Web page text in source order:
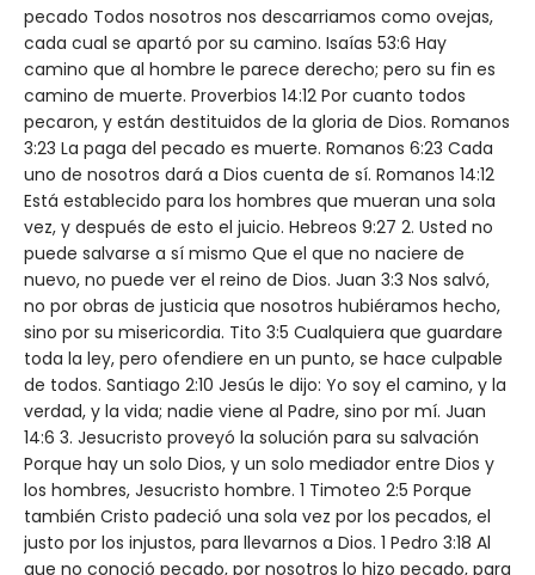
pecado Todos nosotros nos descarriamos como ovejas,
cada cual se apartó por su camino. Isaías 53:6 Hay
camino que al hombre le parece derecho; pero su fin es
camino de muerte. Proverbios 14:12 Por cuanto todos
pecaron, y están destituidos de la gloria de Dios. Romanos
3:23 La paga del pecado es muerte. Romanos 6:23 Cada
uno de nosotros dará a Dios cuenta de sí. Romanos 14:12
Está establecido para los hombres que mueran una sola
vez, y después de esto el juicio. Hebreos 9:27 2. Usted no
puede salvarse a sí mismo Que el que no naciere de
nuevo, no puede ver el reino de Dios. Juan 3:3 Nos salvó,
no por obras de justicia que nosotros hubiéramos hecho,
sino por su misericordia. Tito 3:5 Cualquiera que guardare
toda la ley, pero ofendiere en un punto, se hace culpable
de todos. Santiago 2:10 Jesús le dijo: Yo soy el camino, y la
verdad, y la vida; nadie viene al Padre, sino por mí. Juan
14:6 3. Jesucristo proveyó la solución para su salvación
Porque hay un solo Dios, y un solo mediador entre Dios y
los hombres, Jesucristo hombre. 1 Timoteo 2:5 Porque
también Cristo padeció una sola vez por los pecados, el
justo por los injustos, para llevarnos a Dios. 1 Pedro 3:18 Al
que no conoció pecado, por nosotros lo hizo pecado, para